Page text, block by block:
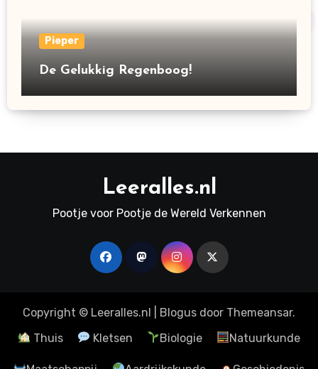
Pieper
De Gelukkig Regenboog!
Leeralles.nl
Pootje voor Pootje de Wereld Verkennen
Copyright © Leeralles.nl Blogus door Themeansar.
Thuis
Kletsen Biologie Natuurkunde